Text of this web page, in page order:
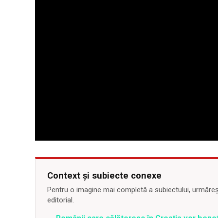
Context și subiecte conexe
Pentru o imagine mai completă a subiectului,
editorial.